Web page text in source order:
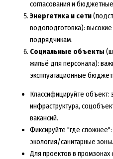
согласования и
Энергетика и сети
водоподготовка):
подрядчикам.
Социальные объекты
жильё для персонала):
эксплуатационные
Классифицируйте объект:
инфраструктура,
вакансий.
Фиксируйте "где
экология/санитарные зоны.
Для проектов в